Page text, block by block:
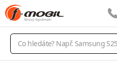
Vyhledávání